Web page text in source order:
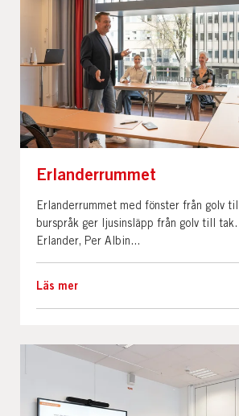
Erlanderrummet
Erlanderrummet med fönster från golv
burspråk ger ljusinsläpp från golv till tak.
Erlander, Per Albin...
Läs mer